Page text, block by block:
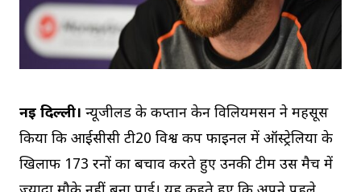
नई दिल्ली। न्यूजीलैंड के कप्तान केन विलियमसन ने महसूस
किया कि आईसीसी टी20 विश्व कप फाइनल में ऑस्ट्रेलिया के
खिलाफ 173 रनों का बचाव करते हुए उनकी टीम उस मैच में